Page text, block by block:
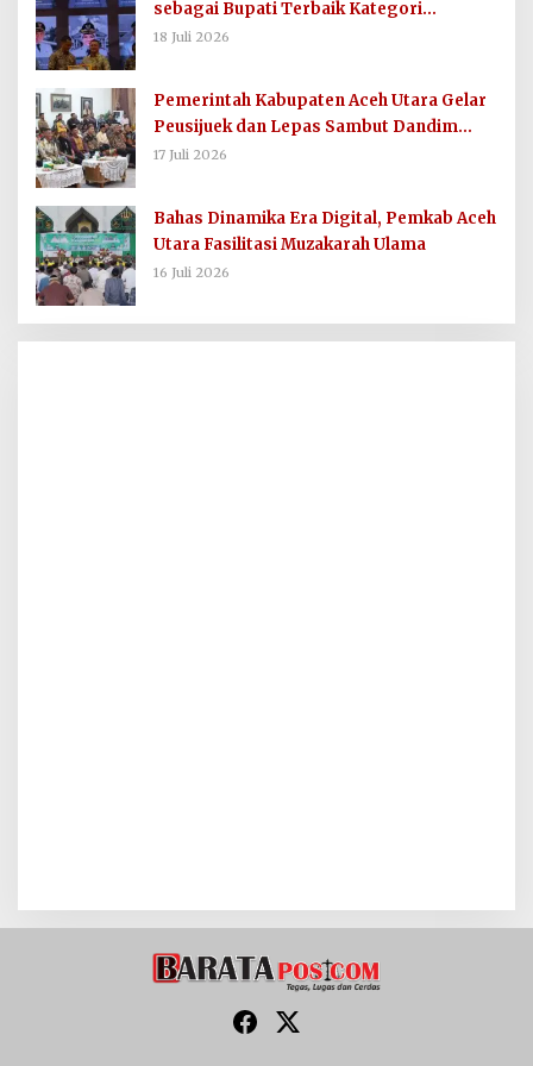
sebagai Bupati Terbaik Kategori
Komunikasi dan Informasi Publik
18 Juli 2026
Pemerintah Kabupaten Aceh Utara Gelar
Peusijuek dan Lepas Sambut Dandim
0103/AUT
17 Juli 2026
Bahas Dinamika Era Digital, Pemkab Aceh
Utara Fasilitasi Muzakarah Ulama
16 Juli 2026